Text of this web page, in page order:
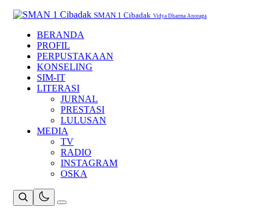
SMAN 1 Cibadak Vidya Dharma Anoraga
BERANDA
PROFIL
PERPUSTAKAAN
KONSELING
SIM-IT
LITERASI
JURNAL
PRESTASI
LULUSAN
MEDIA
TV
RADIO
INSTAGRAM
OSKA